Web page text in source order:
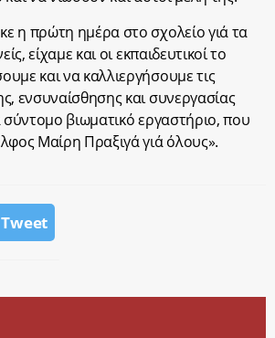
η πρώτη ημέρα στο σχολείο γιά τα
είχαμε και οι εκπαιδευτικοί το
και να καλλιεργήσουμε τις
ενσυναίσθησης και συνεργασίας
βιωματικό εργαστήριο, που
Μαίρη Πραξιγά γιά όλους».
Tweet